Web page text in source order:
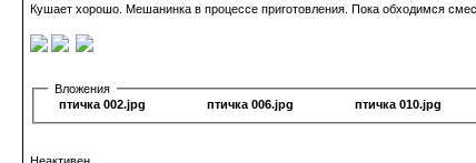
Кушает хорошо. Мешанинка в процессе приготовления. Пока обходимся
Вложения
птичка 002.jpg
птичка 006.jpg птичка 010.jpg